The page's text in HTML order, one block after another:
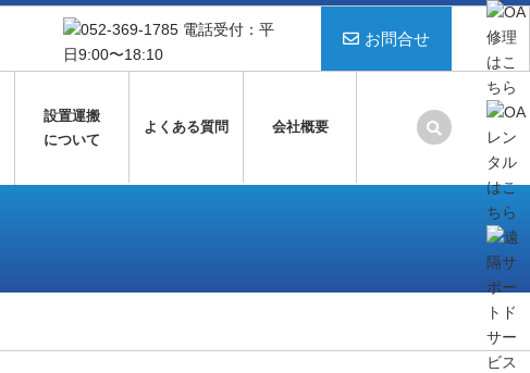
お問合せ
設置運搬
について
よくある質問 会社概要